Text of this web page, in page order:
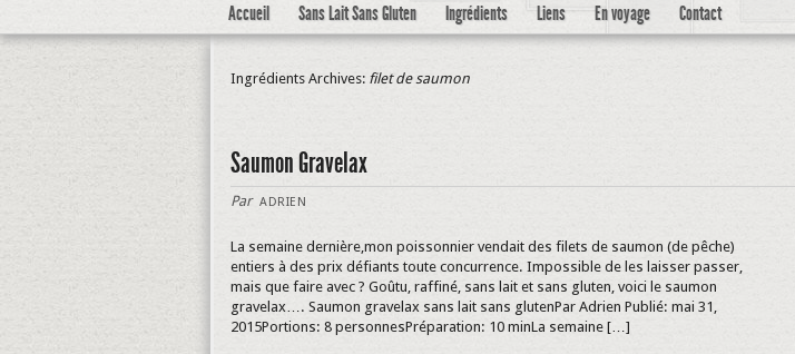
Accueil Sans Lait Sans Gluten Ingrédients Liens En voyage Contact
Ingrédients Archives: filet de saumon
Saumon Gravelax
Par ADRIEN
La semaine dernière,mon poissonnier vendait des filets de saumon (de pêche)
entiers à des prix défiants toute concurrence. Impossible de les laisser passer,
mais que faire avec ? Goûtu, raffiné, sans lait et sans gluten, voici le saumon
gravelax…. Saumon gravelax sans lait sans glutenPar Adrien Publié: mai 31,
2015Portions: 8 personnesPréparation: 10 minLa semaine […]